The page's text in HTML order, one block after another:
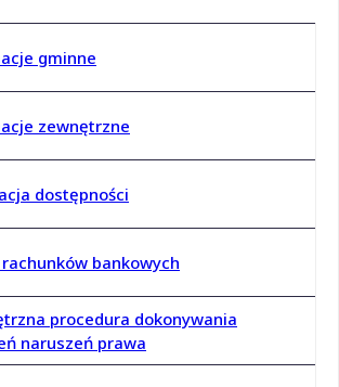
gminne
zewnętrzne
dostępności
bankowych
procedura dokonywania
naruszeń prawa